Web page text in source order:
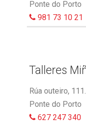
Ponte do Porto
981 73 10 21
Talleres
Rúa outeiro,
Ponte do Porto
627 247 340